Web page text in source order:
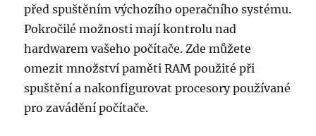
před spuštěním výchozího operačního systému.
Pokročilé možnosti mají kontrolu nad
hardwarem vašeho počítače. Zde můžete
omezit množství paměti RAM použité při
spuštění a nakonfigurovat procesory používané
pro zavádění počítače.